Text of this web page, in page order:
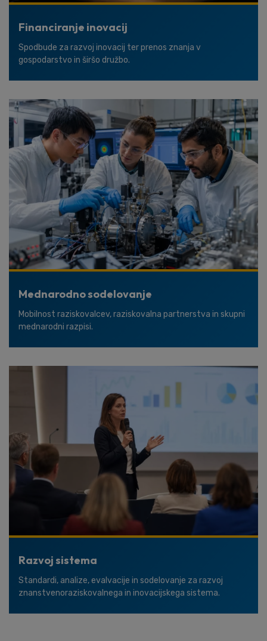
Financiranje inovacij
Spodbude za razvoj inovacij ter prenos znanja v
gospodarstvo in širšo družbo.
Mednarodno sodelovanje
Mobilnost raziskovalcev, raziskovalna partnerstva in skupni
mednarodni razpisi.
Razvoj sistema
Standardi, analize, evalvacije in sodelovanje za razvoj
znanstvenoraziskovalnega in inovacijskega sistema.